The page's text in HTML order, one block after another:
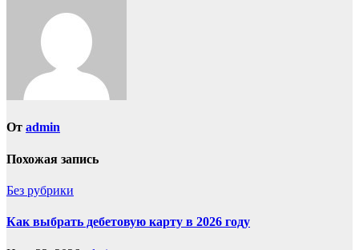
От admin
Похожая запись
Без рубрики
Как выбрать дебетовую карту в 2026 году